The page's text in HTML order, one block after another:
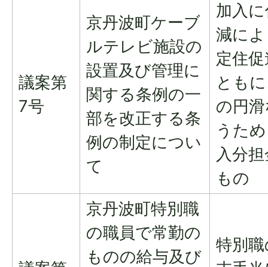
議案第
7号
京丹波町ケーブ
ルテレビ施設の
設置及び管理に
関する条例の一
部を改正する条
例の制定につい
て
加入
減に
定住
とも
の円
うた
入分
もの
京丹波町特別職
の職員で常勤の
ものの給与及び
特別